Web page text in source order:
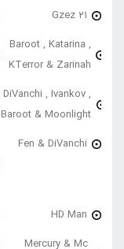
21 Gzez
Baroot , Katarina ,
KTerror & Zarinah
DiVanchi , Ivankov ,
Baroot & Moonlight
Fen & DiVanchi
HD Man
Mercury & Mc